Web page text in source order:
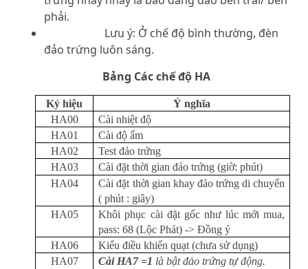
phải.
Lưu ý: Ở chế độ bình thường, đèn
đảo trứng luôn sáng.
Bảng Các chế độ HA
Ký hiệu
Ý nghĩa
HA00
Cài nhiệt độ
HA01
Cài độ ẩm
HA02
Test đảo trứng
HA03
Cài đặt thời gian đảo trứng (giờ: phút)
HA04
Cài đặt thời gian khay đảo trứng di chuyển
( phút : giây)
HA05
Khôi phục cài đặt gốc như lúc mới mua,
pass: 68 (Lộc Phát) -> Đồng ý
HA06
Kiểu điều khiển quạt (chưa sử dụng)
HA07
Cài HA7 =1 là bật đảo trứng tự động.